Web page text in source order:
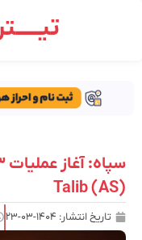
Talib (AS)
تاریخ انتشار: ۱۴۰۴-۰۳-۲۳